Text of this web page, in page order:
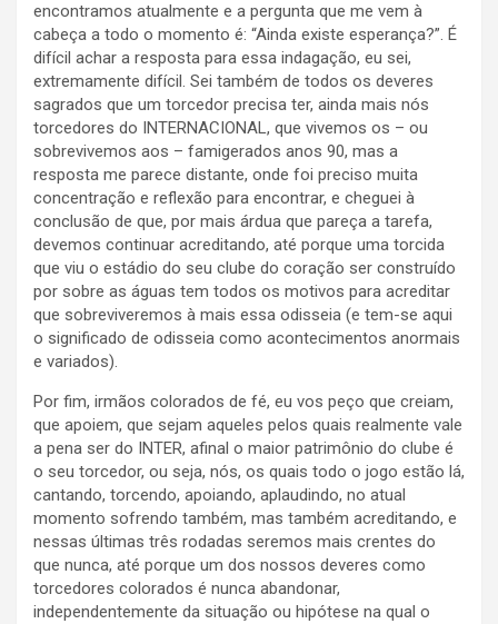
encontramos atualmente e a pergunta que me vem à
cabeça a todo o momento é: “Ainda existe esperança?”. É
difícil achar a resposta para essa indagação, eu sei,
extremamente difícil. Sei também de todos os deveres
sagrados que um torcedor precisa ter, ainda mais nós
torcedores do INTERNACIONAL, que vivemos os – ou
sobrevivemos aos – famigerados anos 90, mas a
resposta me parece distante, onde foi preciso muita
concentração e reflexão para encontrar, e cheguei à
conclusão de que, por mais árdua que pareça a tarefa,
devemos continuar acreditando, até porque uma torcida
que viu o estádio do seu clube do coração ser construído
por sobre as águas tem todos os motivos para acreditar
que sobreviveremos à mais essa odisseia (e tem-se aqui
o significado de odisseia como acontecimentos anormais
e variados).
Por fim, irmãos colorados de fé, eu vos peço que creiam,
que apoiem, que sejam aqueles pelos quais realmente vale
a pena ser do INTER, afinal o maior patrimônio do clube é
o seu torcedor, ou seja, nós, os quais todo o jogo estão lá,
cantando, torcendo, apoiando, aplaudindo, no atual
momento sofrendo também, mas também acreditando, e
nessas últimas três rodadas seremos mais crentes do
que nunca, até porque um dos nossos deveres como
torcedores colorados é nunca abandonar,
independentemente da situação ou hipótese na qual o